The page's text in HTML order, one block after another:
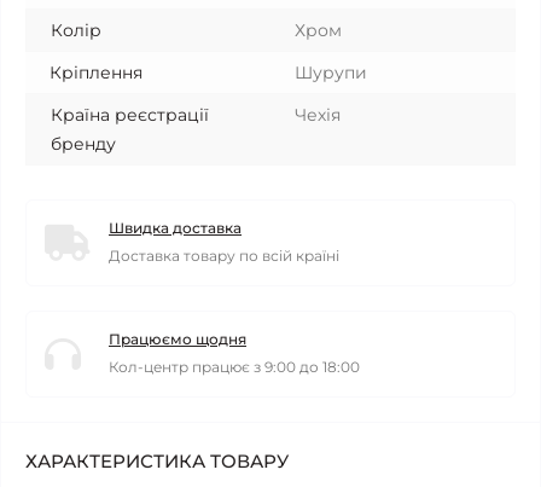
Колір
Хром
Кріплення
Шурупи
Країна реєстрації
бренду
Чехія
Швидка доставка
Доставка товару по всій країні
Працюємо щодня
Кол-центр працює з 9:00 до 18:00
ХАРАКТЕРИСТИКА ТОВАРУ